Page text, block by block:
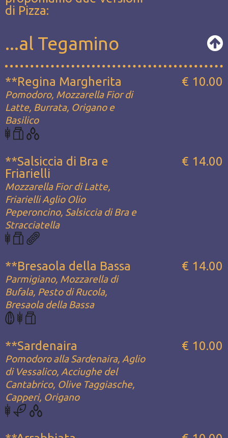
di Pizza:
...al Tegamino
**Regina Margherita
Pomodoro, Mozzarella Fior di
Latte, Burrata, Origano e
Basilico
€ 10.00
**Salsiccia di Bra e
Friarielli
Mozzarella Fior di Latte,
Friarielli Aglio Olio
Peperoncino, Salsiccia di Bra e
Stracciatella
€ 14.00
**Bresaola della Bassa
Parmigiano, Mozzarella di
Bufala, Pesto di Rucola,
Bresaola della Bassa
€ 14.00
**Sardenaira
Pomodoro alla Sardenaira, Aglio
di Vessalico, Acciughe del
Cantabrico, Olive Taggiasche,
Capperi, Origano
€ 10.00